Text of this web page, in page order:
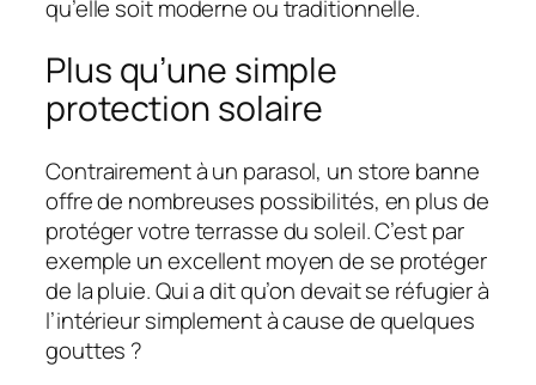
qu’elle soit moderne ou traditionnelle.
Plus qu’une simple
protection solaire
Contrairement à un parasol, un store banne
offre de nombreuses possibilités, en plus de
protéger votre terrasse du soleil. C’est par
exemple un excellent moyen de se protéger
de la pluie. Qui a dit qu’on devait se réfugier à
l’intérieur simplement à cause de quelques
gouttes ?